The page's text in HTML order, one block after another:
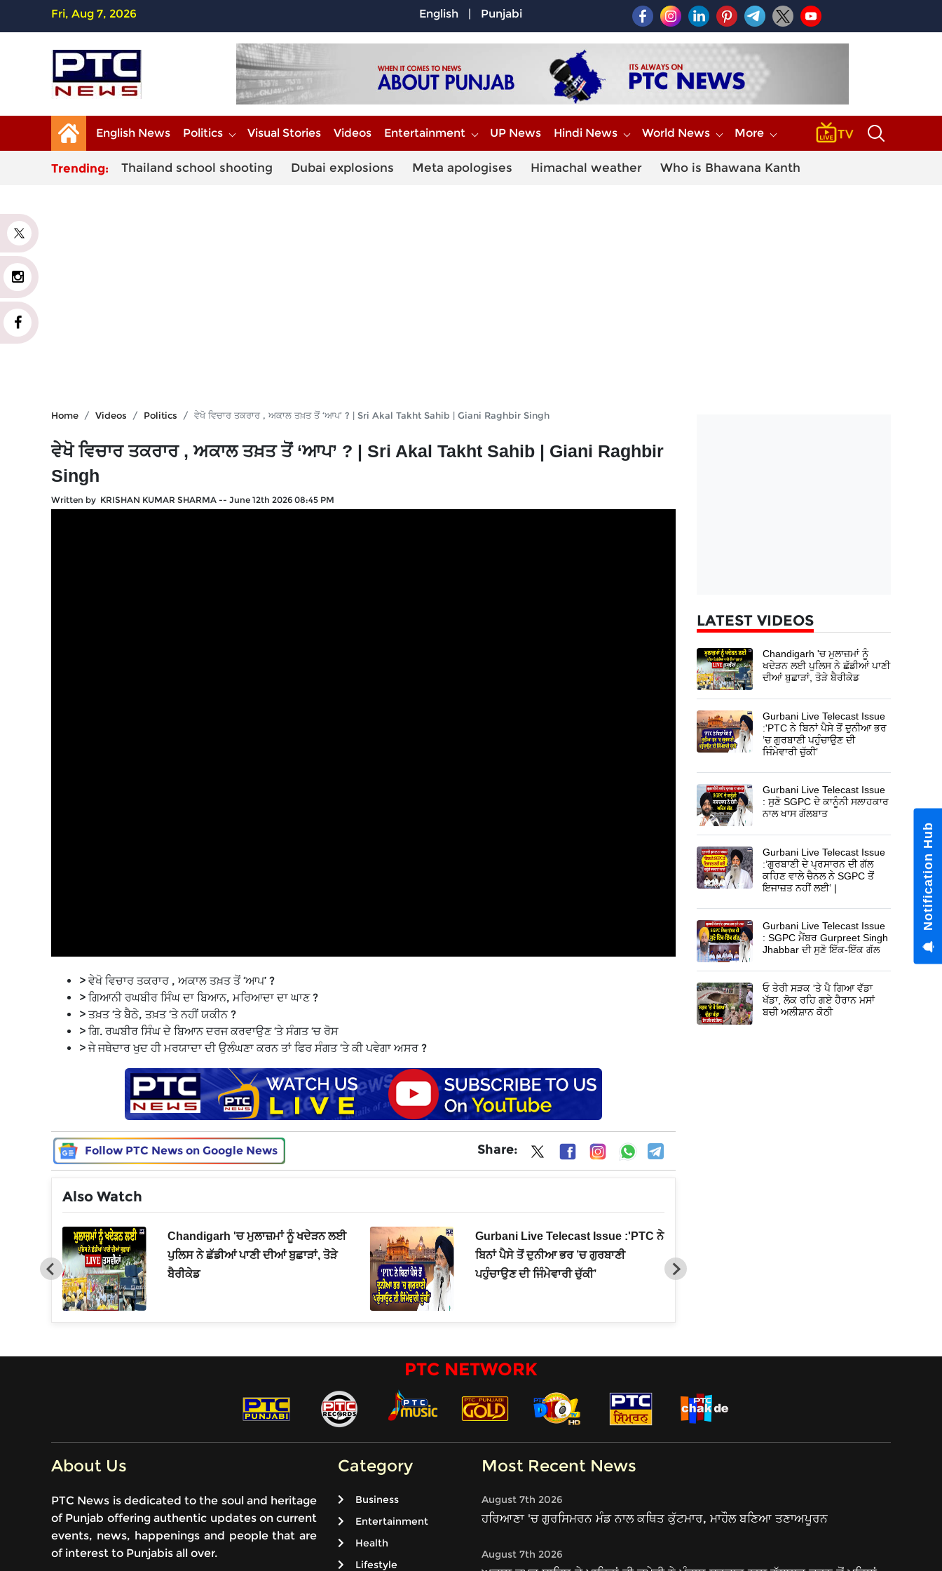
Fri, Aug 7, 2026 English | Punjabi
English News Politics Visual Stories Videos Entertainment UP News Hindi News World News More
Trending: Thailand school shooting Dubai explosions Meta apologises Himachal weather Who is Bhawana Kanth
Home Videos Politics ਵੇਖੋ ਵਿਚਾਰ ਤਕਰਾਰ , ਅਕਾਲ ਤਖ਼ਤ ਤੋਂ ‘ਆਪ’ ? | Sri Akal Takht Sahib | Giani Raghbir Singh
ਵੇਖੋ ਵਿਚਾਰ ਤਕਰਾਰ , ਅਕਾਲ ਤਖ਼ਤ ਤੋਂ ‘ਆਪ’ ? | Sri Akal Takht Sahib | Giani Raghbir
Singh
Written by KRISHAN KUMAR SHARMA -- June 12th 2026 08:45 PM
> ਵੇਖੋ ਵਿਚਾਰ ਤਕਰਾਰ , ਅਕਾਲ ਤਖ਼ਤ ਤੋਂ ‘ਆਪ’ ?
> ਗਿਆਨੀ ਰਘਬੀਰ ਸਿੰਘ ਦਾ ਬਿਆਨ, ਮਰਿਆਦਾ ਦਾ ਘਾਣ ?
> ਤਖ਼ਤ ‘ਤੇ ਬੈਠੇ, ਤਖ਼ਤ ‘ਤੇ ਨਹੀਂ ਯਕੀਨ ?
> ਗਿ. ਰਘਬੀਰ ਸਿੰਘ ਦੇ ਬਿਆਨ ਦਰਜ ਕਰਵਾਉਣ ‘ਤੇ ਸੰਗਤ ‘ਚ ਰੋਸ
> ਜੇ ਜਥੇਦਾਰ ਖੁਦ ਹੀ ਮਰਯਾਦਾ ਦੀ ਉਲੰਘਣਾ ਕਰਨ ਤਾਂ ਫਿਰ ਸੰਗਤ ‘ਤੇ ਕੀ ਪਵੇਗਾ ਅਸਰ ?
Follow PTC News on Google News Share:
Also Watch
Chandigarh 'ਚ ਮੁਲਾਜ਼ਮਾਂ ਨੂੰ ਖਦੇੜਨ ਲਈ
ਪੁਲਿਸ ਨੇ ਛੱਡੀਆਂ ਪਾਣੀ ਦੀਆਂ ਬੁਛਾੜਾਂ, ਤੋੜੇ
ਬੈਰੀਕੇਡ
Gurbani Live Telecast Issue :'PTC ਨੇ
ਬਿਨਾਂ ਪੈਸੇ ਤੋਂ ਦੁਨੀਆ ਭਰ ’ਚ ਗੁਰਬਾਣੀ
ਪਹੁੰਚਾਉਣ ਦੀ ਜਿੰਮੇਵਾਰੀ ਚੁੱਕੀ’
LATEST VIDEOS
Chandigarh 'ਚ ਮੁਲਾਜ਼ਮਾਂ ਨੂੰ
ਖਦੇੜਨ ਲਈ ਪੁਲਿਸ ਨੇ ਛੱਡੀਆਂ ਪਾਣੀ
ਦੀਆਂ ਬੁਛਾੜਾਂ, ਤੋੜੇ ਬੈਰੀਕੇਡ
Gurbani Live Telecast Issue
:'PTC ਨੇ ਬਿਨਾਂ ਪੈਸੇ ਤੋਂ ਦੁਨੀਆ ਭਰ
’ਚ ਗੁਰਬਾਣੀ ਪਹੁੰਚਾਉਣ ਦੀ
ਜਿੰਮੇਵਾਰੀ ਚੁੱਕੀ’
Gurbani Live Telecast Issue
: ਸੁਣੋ SGPC ਦੇ ਕਾਨੂੰਨੀ ਸਲਾਹਕਾਰ
ਨਾਲ ਖਾਸ ਗੱਲਬਾਤ
Gurbani Live Telecast Issue
:‘ਗੁਰਬਾਣੀ ਦੇ ਪ੍ਰਸਾਰਨ ਦੀ ਗੱਲ
ਕਹਿਣ ਵਾਲੇ ਚੈਨਲ ਨੇ SGPC ਤੋਂ
ਇਜਾਜ਼ਤ ਨਹੀਂ ਲਈ’ |
Gurbani Live Telecast Issue
: SGPC ਮੈਂਬਰ Gurpreet Singh
Jhabbar ਦੀ ਸੁਣੋ ਇੱਕ-ਇੱਕ ਗੱਲ
ਓ ਤੇਰੀ ਸੜਕ 'ਤੇ ਪੈ ਗਿਆ ਵੱਡਾ
ਖੱਡਾ, ਲੋਕ ਰਹਿ ਗਏ ਹੈਰਾਨ ਮਸਾਂ
ਬਚੀ ਅਲੀਸ਼ਾਨ ਕੋਠੀ
PTC NETWORK
About Us
PTC News is dedicated to the soul and heritage
of Punjab offering authentic updates on current
events, news, happenings and people that are
of interest to Punjabis all over.
Category
Business
Entertainment
Health
Lifestyle
Most Recent News
August 7th 2026
ਹਰਿਆਣਾ 'ਚ ਗੁਰਸਿਮਰਨ ਮੰਡ ਨਾਲ ਕਥਿਤ ਕੁੱਟਮਾਰ, ਮਾਹੌਲ ਬਣਿਆ ਤਣਾਅਪੂਰਨ
August 7th 2026
Notification Hub